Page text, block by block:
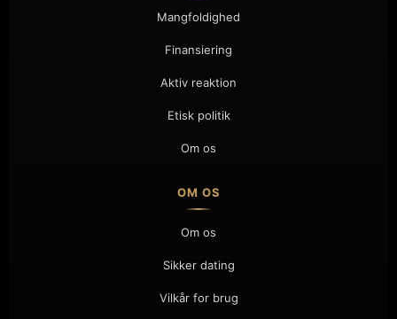
Mangfoldighed
Finansiering
Aktiv reaktion
Etisk politik
Om os
OM OS
Om os
Sikker dating
Vilkår for brug